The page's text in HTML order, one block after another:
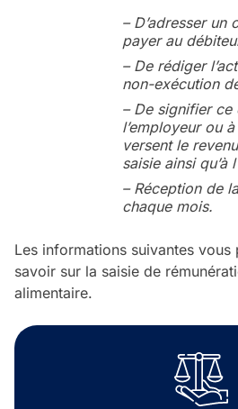
– D’adresser un
payer au
– De rédiger
non-exécution
– De signifier ce
l’employeur ou
versent le
saisie ainsi qu’à
– Réception de
chaque mois.
Les informations suivantes
savoir sur la saisie de
alimentaire.